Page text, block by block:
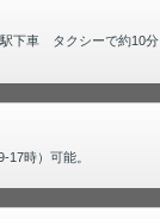
下車 タクシーで約10分
時）可能。